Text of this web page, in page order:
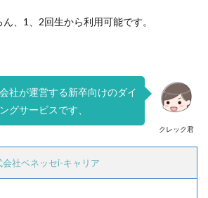
、1、2回生から利用可能です。
クレック君
社が運営する新卒向けのダイ
グサービスです、
会社ベネッセi-キャリア